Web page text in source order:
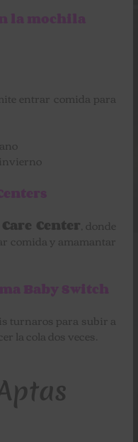
la mochila
entrar comida para
Center , donde
comida y amamantar
Baby Switch
turnaros para subir a
la cola dos veces.